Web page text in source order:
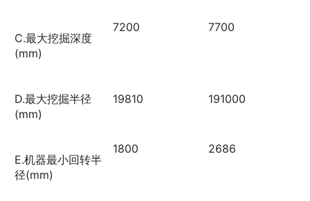
C.最大挖掘深度
(mm)
7200 7700
D.最大挖掘半径
(mm)
19810 191000
E.机器最小回转半
径(mm)
1800 2686